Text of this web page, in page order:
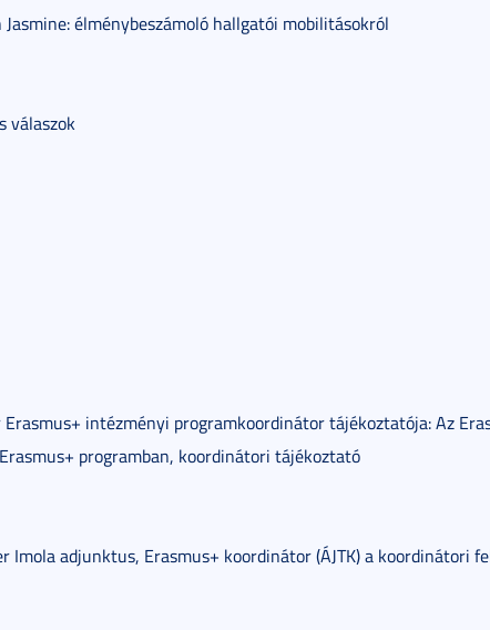
Jasmine: élménybeszámoló hallgatói mobilitásokról
válaszok
intézményi programkoordinátor tájékoztatója: Az
programban, koordinátori tájékoztató
Imola adjunktus, Erasmus+ koordinátor (ÁJTK) a koordinátori